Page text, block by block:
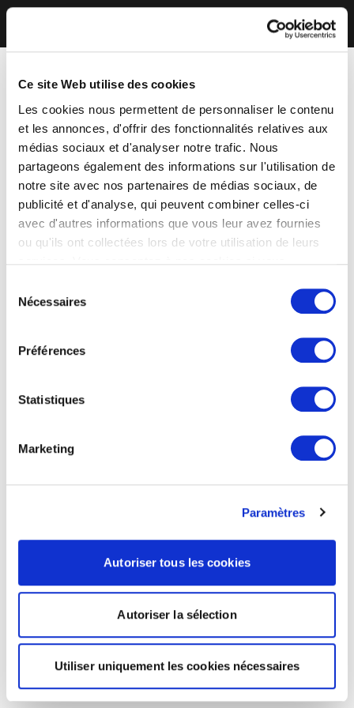
Ce site Web utilise des cookies
Les cookies nous permettent de personnaliser le contenu
et les annonces, d'offrir des fonctionnalités relatives aux
médias sociaux et d'analyser notre trafic. Nous
partageons également des informations sur l'utilisation de
notre site avec nos partenaires de médias sociaux, de
publicité et d'analyse, qui peuvent combiner celles-ci
avec d'autres informations que vous leur avez fournies
ou qu'ils ont collectées lors de votre utilisation de leurs
Nécessaires
Préférences
Statistiques
Marketing
Paramètres
Autoriser tous les cookies
Autoriser la sélection
Utiliser uniquement les cookies nécessaires